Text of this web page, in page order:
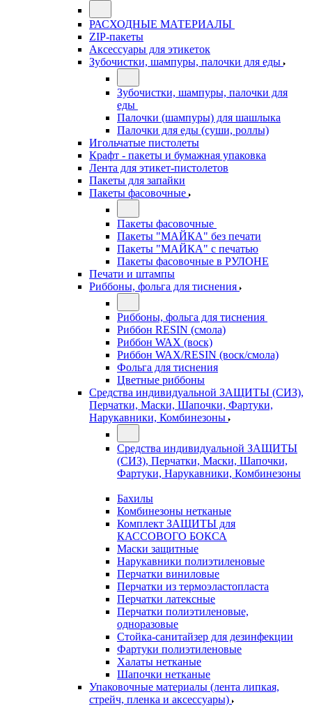
РАСХОДНЫЕ МАТЕРИАЛЫ
ZIP-пакеты
Аксессуары для этикеток
Зубочистки, шампуры, палочки для еды
Зубочистки, шампуры, палочки для
еды
Палочки (шампуры) для шашлыка
Палочки для еды (суши, роллы)
Игольчатые пистолеты
Крафт - пакеты и бумажная упаковка
Лента для этикет-пистолетов
Пакеты для запайки
Пакеты фасовочные
Пакеты фасовочные
Пакеты "МАЙКА" без печати
Пакеты "МАЙКА" с печатью
Пакеты фасовочные в РУЛОНЕ
Печати и штампы
Риббоны, фольга для тиснения
Риббоны, фольга для тиснения
Риббон RESIN (смола)
Риббон WAX (воск)
Риббон WAX/RESIN (воск/смола)
Фольга для тиснения
Цветные риббоны
Средства индивидуальной ЗАЩИТЫ (СИЗ),
Перчатки, Маски, Шапочки, Фартуки,
Нарукавники, Комбинезоны
Средства индивидуальной ЗАЩИТЫ
(СИЗ), Перчатки, Маски, Шапочки,
Фартуки, Нарукавники, Комбинезоны
Бахилы
Комбинезоны нетканые
Комплект ЗАЩИТЫ для
КАССОВОГО БОКСА
Маски защитные
Нарукавники полиэтиленовые
Перчатки виниловые
Перчатки из термоэластопласта
Перчатки латексные
Перчатки полиэтиленовые,
одноразовые
Стойка-санитайзер для дезинфекции
Фартуки полиэтиленовые
Халаты нетканые
Шапочки нетканые
Упаковочные материалы (лента липкая,
стрейч, пленка и аксессуары)